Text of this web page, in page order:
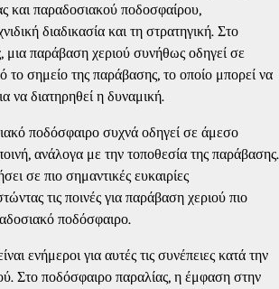
και παραδοσιακού ποδοσφαίρου,
διαδικασία και τη στρατηγική. Στο
μια παράβαση χεριού συνήθως οδηγεί σε
το σημείο της παράβασης, το οποίο μπορεί να
να διατηρηθεί η δυναμική.
ποδόσφαιρο συχνά οδηγεί σε άμεσο
ανάλογα με την τοποθεσία της παράβασης.
σε πιο σημαντικές ευκαιρίες
τις ποινές για παράβαση χεριού πιο
ποδόσφαιρο.
ενήμεροι για αυτές τις συνέπειες κατά την
Στο ποδόσφαιρο παραλίας, η έμφαση στην